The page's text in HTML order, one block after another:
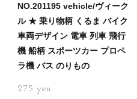
NO.201195 vehicle/ヴィーク
ル ★ 乗り物柄 くるま バイク
車両デザイン 電車 列車 飛行
機 船柄 スポーツカー プロペ
ラ機 バス のりもの
275